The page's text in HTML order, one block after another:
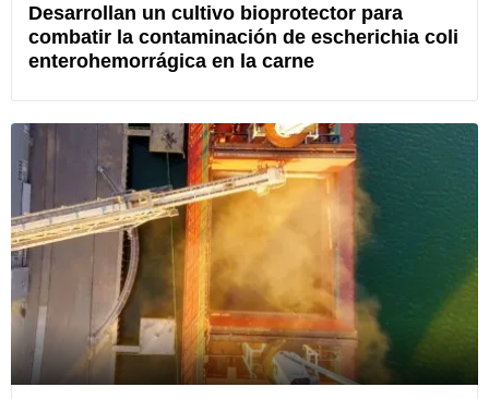
Desarrollan un cultivo bioprotector para
combatir la contaminación de escherichia coli
enterohemorrágica en la carne